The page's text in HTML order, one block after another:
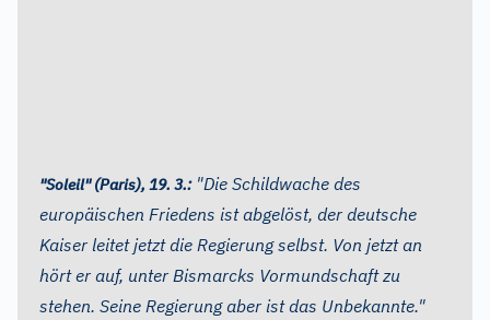
"Soleil" (Paris), 19. 3.:"Die Schildwache des
europäischen Friedens ist abgelöst, der deutsche
Kaiser leitet jetzt die Regierung selbst. Von jetzt an
hört er auf, unter Bismarcks Vormundschaft zu
stehen. Seine Regierung aber ist das Unbekannte."